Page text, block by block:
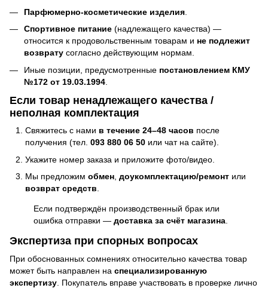
Парфюмерно-косметические изделия
Спортивное питание (надлежащего качества) —
относится к продовольственным товарам и не подлежит
возврату согласно действующим нормам.
Иные позиции, предусмотренные постановлением КМУ
№172 от 19.03.1994
Если товар ненадлежащего качества /
неполная комплектация
Свяжитесь с нами в течение 24–48 часов после
получения (тел. 093 880 06 50 или чат на сайте).
Укажите номер заказа и приложите фото/видео.
Мы предложим обмен доукомплектацию/ремонт или
возврат средств
Если подтверждён производственный брак или
ошибка отправки — доставка за счёт магазина
Экспертиза при спорных вопросах
При обоснованных сомнениях относительно качества товар
может быть направлен на специализированную
экспертизу . Покупатель вправе участвовать в проверке лично